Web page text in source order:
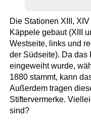
Die Stationen XIII,
Käppele gebaut (XIII
Westseite, links und
der Südseite). Da das
eingeweiht wurde,
1880 stammt, kann
Außerdem tragen
Stiftervermerke.
sind?